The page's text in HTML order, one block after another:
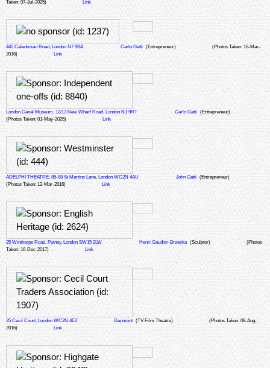
developments have been the result of the commitment of the local community,
Taken: 07-Jul-2025)
Link
445 Caledonian Road, London N7 9BA Carlo Gatti (Entrepreneur)
(Photos Taken: 16-Mar-
2016)
Link
London Canal Museum, 12/13 New Wharf Road, London N1 9RT Carlo Gatti (Entrepreneur)
(Photos Taken: 01-May-2025)
Link
ADELPHI THEATRE, 85-88 St Martins Lane, London WC2N 4AU John Gatti (Entrepreneur)
(Photos Taken: 12-Mar-2016)
Link
25 Winthorpe Road, Putney, London SW15 2LW Henri Gaudier-Brzeska (Sculptor)
(Photos
Taken: 16-Dec-2017)
Link
25 Cecil Court, London WC2N 4EZ Gaumont (TV Film Theatre)
(Photos Taken: 09-Aug-
2016)
Link